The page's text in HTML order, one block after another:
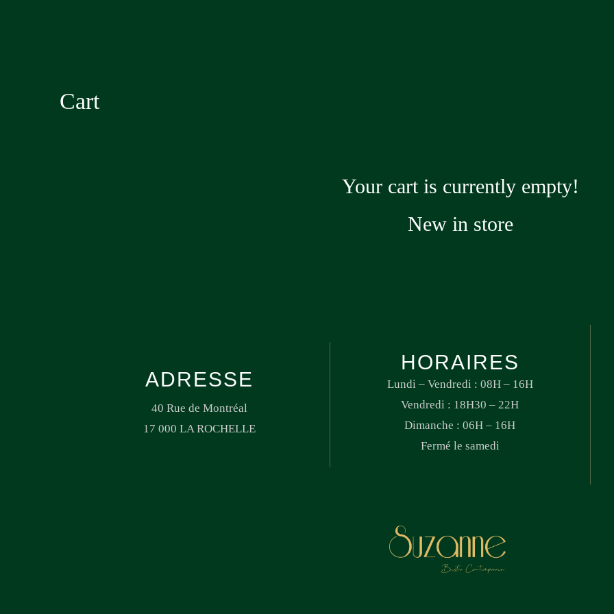
Cart
Your cart is currently empty!
New in store
ADRESSE
40 Rue de Montréal
17 000 LA ROCHELLE
HORAIRES
Lundi – Vendredi : 08H – 16H
Vendredi : 18H30 – 22H
Dimanche : 06H – 16H
Fermé le samedi